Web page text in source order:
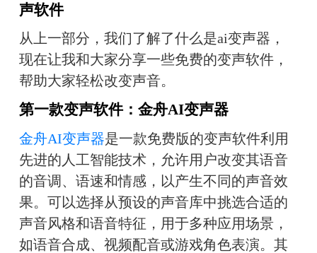
声软件
从上一部分，我们了解了什么是ai变声器，
现在让我和大家分享一些免费的变声软件，
帮助大家轻松改变声音。
第一款变声软件：金舟AI变声器
金舟AI变声器是一款免费版的变声软件利用
先进的人工智能技术，允许用户改变其语音
的音调、语速和情感，以产生不同的声音效
果。可以选择从预设的声音库中挑选合适的
声音风格和语音特征，用于多种应用场景，
如语音合成、视频配音或游戏角色表演。其